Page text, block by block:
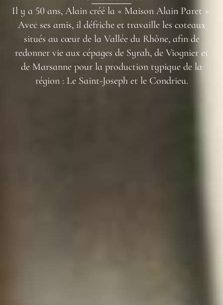
Il y a 50 ans, Alain créé la « Maison Alain Paret ».
Avec ses amis, il défriche et travaille les coteaux
situés au cœur de la Vallée du Rhône, afin de
redonner vie aux cépages de Syrah, de Viognier et
de Marsanne pour la production typique de la
région : Le Saint-Joseph et le Condrieu.